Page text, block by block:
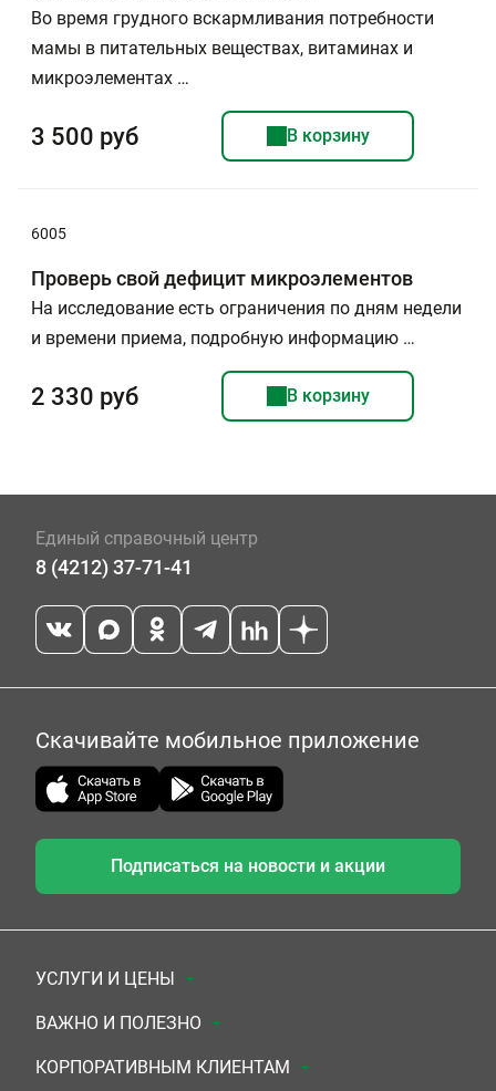
Во время грудного вскармливания потребности
мамы в питательных веществах, витаминах и
микроэлементах …
3 500 руб В корзину
6005
Проверь свой дефицит микроэлементов
На исследование есть ограничения по дням недели
и времени приема, подробную информацию …
2 330 руб В корзину
Единый справочный центр
8 (4212) 37-71-41
Скачивайте мобильное приложение
Подписаться на новости и акции
УСЛУГИ И ЦЕНЫ
Анализы
Комплексы
ВАЖНО И ПОЛЕЗНО
Документы для заключения договора
КОРПОРАТИВНЫМ КЛИЕНТАМ